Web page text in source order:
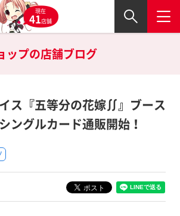
現在
41店舗
ップの店舗ブログ
イス『五等分の花嫁∬』ブース
ングルカード通販開始！